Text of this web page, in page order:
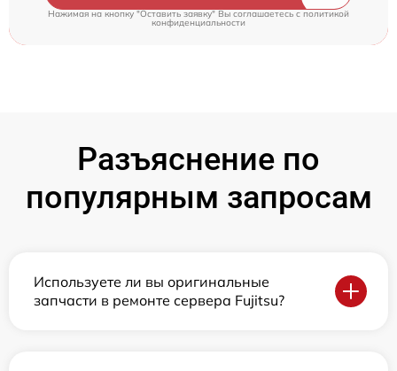
Нажимая на кнопку "Оставить заявку" Вы соглашаетесь cполитикой
конфиденциальности
Разъяснение по
популярным запросам
Используете ли вы оригинальные
запчасти в ремонте сервера Fujitsu?